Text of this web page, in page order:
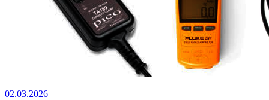
02.03.2026